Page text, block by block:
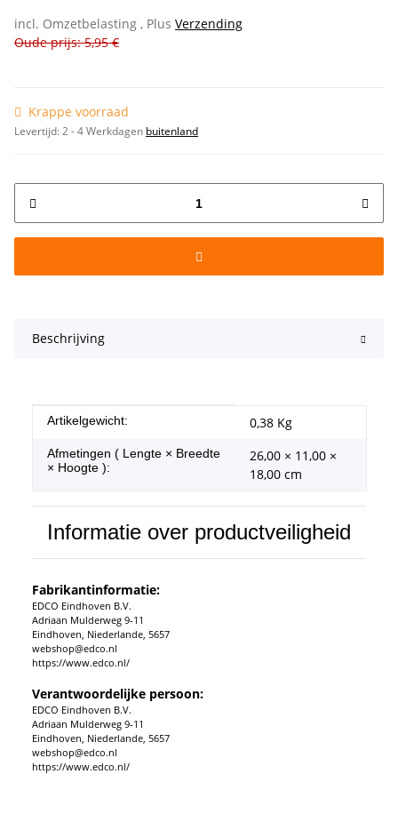
incl. Omzetbelasting , Plus Verzending
Oude prijs: 5,95 €
Krappe voorraad
Levertijd:2 - 4 Werkdagen buitenland
Beschrijving
#productDetails.itemInformation#
#productDetails.itemValue#
Artikelgewicht: 0,38 Kg
Afmetingen ( Lengte × Breedte
× Hoogte ):
26,00 × 11,00 ×
18,00 cm
Informatie over productveiligheid
Fabrikantinformatie:
EDCO Eindhoven B.V.
Adriaan Mulderweg 9-11
Eindhoven, Niederlande, 5657
webshop@edco.nl
https://www.edco.nl/
Verantwoordelijke persoon:
EDCO Eindhoven B.V.
Adriaan Mulderweg 9-11
Eindhoven, Niederlande, 5657
webshop@edco.nl
https://www.edco.nl/